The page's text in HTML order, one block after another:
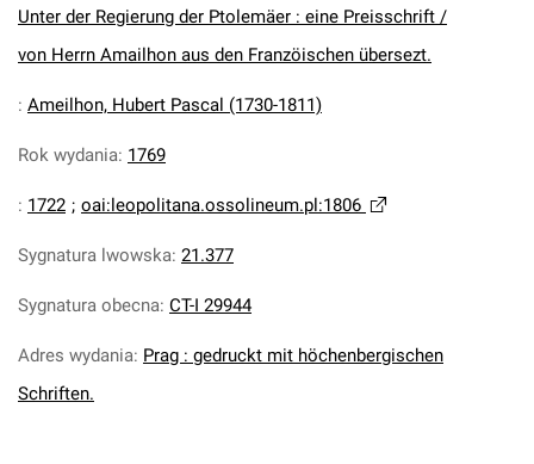
Unter der Regierung der Ptolemäer : eine Preisschrift /
von Herrn Amailhon aus den Franzöischen übersezt.
: Ameilhon, Hubert Pascal (1730-1811)
Rok wydania: 1769
: 1722 ; oai:leopolitana.ossolineum.pl:1806
Sygnatura lwowska: 21.377
Sygnatura obecna: CT-I 29944
Adres wydania: Prag : gedruckt mit höchenbergischen
Schriften.